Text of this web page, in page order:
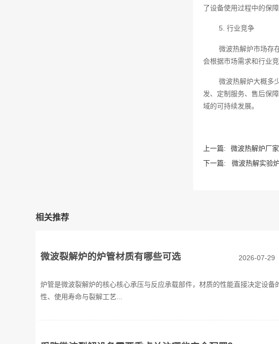
了设备使用过程中的保
5. 行业竞争
微波热解炉市场存
会根据市场需求和行业
微波热解炉大概多
发、定制服务、售后保
域的可持续发展。
上一篇:
微波热解炉厂
下一篇:
微波热解实验
相关推荐
微波裂解炉的炉管材质有哪些可选
炉管是微波裂解炉的核心核心承压与反应承载部件，材质的性能直接决定设备
性、使用寿命与裂解工艺...
2026-07-29